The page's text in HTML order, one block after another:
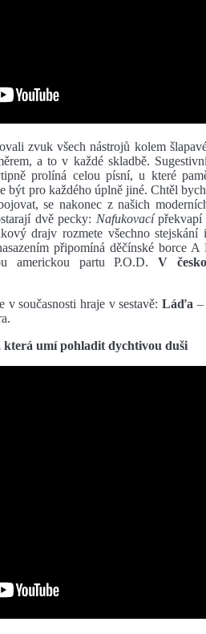
zvuk všech nástrojů kolem
a to v každé skladbě.
prolíná celou písní, u které
být pro každého úplně jiné. Chtěl
se nakonec z našich
dvě pecky: Nafukovacípřekvapí
drajv rozmete všechno stejskání
připomíná děčínské borce
americkou partu P.O.D.V
v současnosti hraje v sestavě: Láďa –
která umí pohladit dychtivou duši